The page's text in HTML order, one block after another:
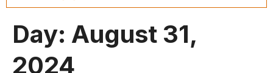
Day: August 31,
2024